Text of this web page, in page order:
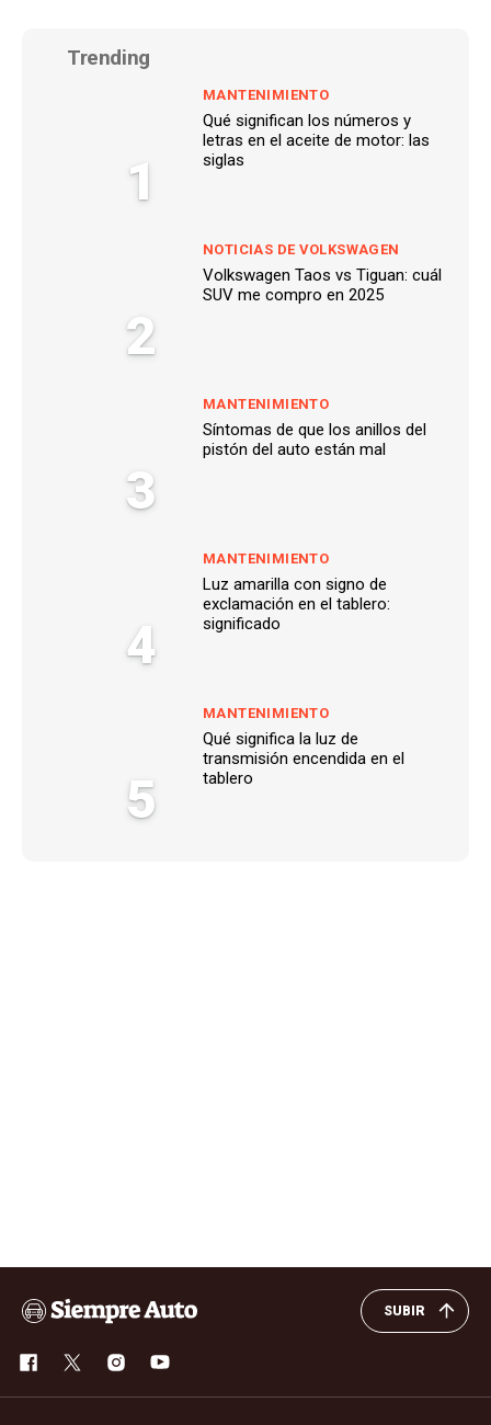
Trending
1
MANTENIMIENTO
Qué significan los números y
letras en el aceite de motor: las
siglas
2
NOTICIAS DE VOLKSWAGEN
Volkswagen Taos vs Tiguan: cuál
SUV me compro en 2025
3
MANTENIMIENTO
Síntomas de que los anillos del
pistón del auto están mal
4
MANTENIMIENTO
Luz amarilla con signo de
exclamación en el tablero:
significado
5
MANTENIMIENTO
Qué significa la luz de
transmisión encendida en el
tablero
SUBIR